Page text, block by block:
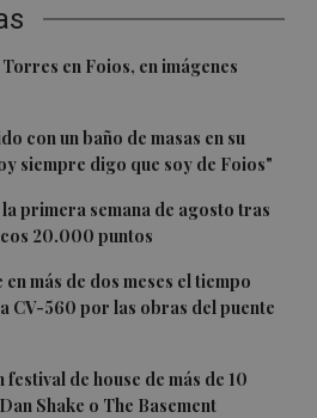
en Foios, en imágenes
con un baño de masas en su
siempre digo que soy de Foios"
la primera semana de agosto tras
20.000 puntos
más de dos meses el tiempo
CV-560 por las obras del puente
de house de más de 10
Shake o The Basement